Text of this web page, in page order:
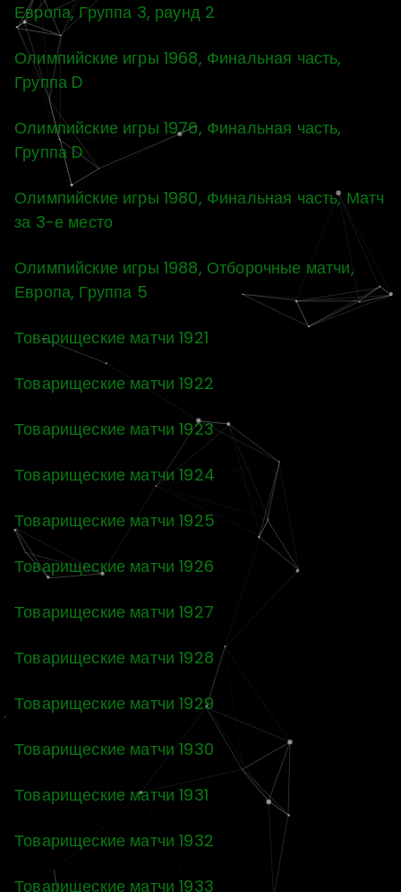
Европа, Группа 3, раунд 2
Олимпийские игры 1968, Финальная часть,
Группа D
Олимпийские игры 1976, Финальная часть,
Группа D
Олимпийские игры 1980, Финальная часть, Матч
за 3-е место
Олимпийские игры 1988, Отборочные матчи,
Европа, Группа 5
Товарищеские матчи 1921
Товарищеские матчи 1922
Товарищеские матчи 1923
Товарищеские матчи 1924
Товарищеские матчи 1925
Товарищеские матчи 1926
Товарищеские матчи 1927
Товарищеские матчи 1928
Товарищеские матчи 1929
Товарищеские матчи 1930
Товарищеские матчи 1931
Товарищеские матчи 1932
Товарищеские матчи 1933